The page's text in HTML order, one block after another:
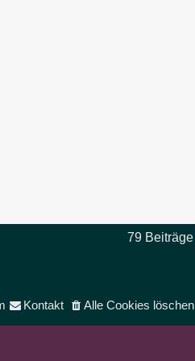
79 Beiträge
Alle Cookies löschen
Kontakt